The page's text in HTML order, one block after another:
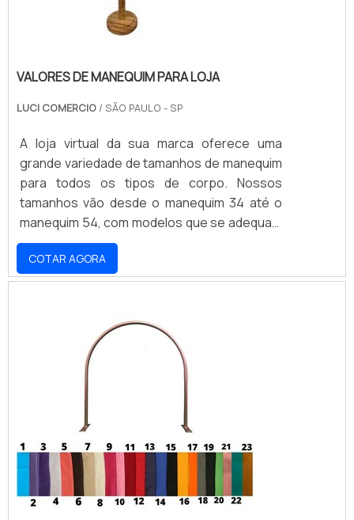
VALORES DE MANEQUIM PARA LOJA
LUCI COMERCIO / SÃO PAULO - SP
A loja virtual da sua marca oferece uma
grande variedade de tamanhos de manequim
para todos os tipos de corpo. Nossos
tamanhos vão desde o manequim 34 até o
manequim 54, com modelos que se adequam
a todos os estilos e ocasiões. Nossos
produtos são fabricados com materiais de
alta qualidade e resistência, garantindo
oportunidade de encontrar o manequim ideal
para você e aproveite nossos preços
acessíveis.
COTAR AGORA